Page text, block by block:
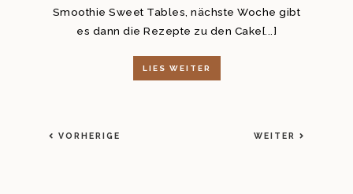
Smoothie Sweet Tables, nächste Woche gibt
es dann die Rezepte zu den Cake[...]
LIES WEITER
VORHERIGE WEITER